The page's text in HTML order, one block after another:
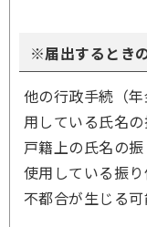
※届出するとき
他の行政手続（
用している氏名
戸籍上の氏名の
使用している振り
不都合が生じる可